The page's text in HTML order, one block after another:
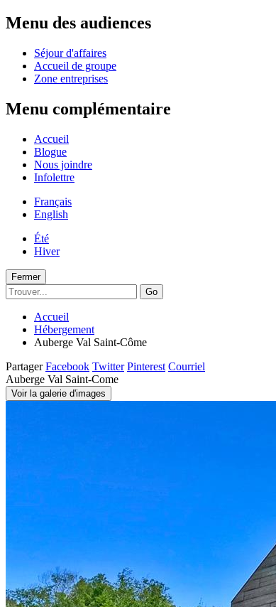
Menu des audiences
Séjour d'affaires
Accueil de groupe
Zone entreprises
Menu complémentaire
Accueil
Blogue
Nous joindre
Infolettre
Français
English
Été
Hiver
Fermer
Go
Accueil
Hébergement
Auberge Val Saint-Côme
Partager Facebook Twitter Pinterest Courriel
Auberge Val Saint-Come
Voir la galerie d'images